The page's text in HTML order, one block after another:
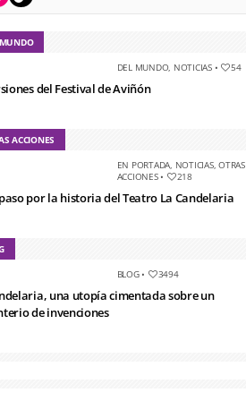
DEL MUNDO, NOTICIAS• 54
del Festival de Aviñón
ACCIONES
EN PORTADA, NOTICIAS,OTRAS
ACCIONES• 218
por la historia del Teatro La Candelaria
BLOG• 3494
una utopía cimentada sobre un
de invenciones